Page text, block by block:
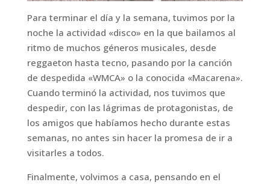
Para terminar el día y la semana, tuvimos por la
noche la actividad «disco» en la que bailamos al
ritmo de muchos géneros musicales, desde
reggaeton hasta tecno, pasando por la canción
de despedida «WMCA» o la conocida «Macarena».
Cuando terminó la actividad, nos tuvimos que
despedir, con las lágrimas de protagonistas, de
los amigos que habíamos hecho durante estas
semanas, no antes sin hacer la promesa de ir a
visitarles a todos.
Finalmente, volvimos a casa, pensando en el